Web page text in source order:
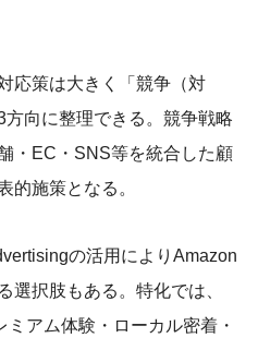
応策は大きく「競争（対
向に整理できる。競争戦略
舗・EC・SNS等を統合した顧
的施策となる。
の活用によりAmazon
選択肢もある。特化では、
アム体験・ローカル密着・